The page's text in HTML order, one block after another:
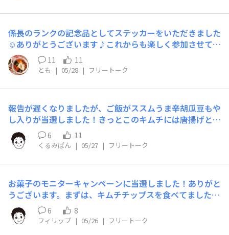
係長のランクの記念品としてステッカーをいただきました
☺️ありがとうございます♪これからも楽しく参加させてい
ただきます11 11
とも | 05/28 | フリートーク
報告が遅くなりましたが、ご飯がススムうま辛胡瓜豆もや
し入りが当選しました！きっとこのキムチには唐揚げと合
うと思っていたので、唐揚げを準備して、どんぶりにご飯
を入れ、唐揚げとこのうま辛胡瓜のキムチを添えました。
おいしかったです（写真が上手にとれてなく、本当にすみ
ません）ビールにも合うと思います。スタミナがつく感じ
人分です（おいしすぎます）。胡瓜はぱりぱり食感があ
り、また豆もやしも食感があり、本当においしくいただき
ました。写真がうまくとれていなかったので、ススムくん
シリーズのおいしそうな食品を見つけたのでその写真を添
6 11
くるみぱん | 05/27 | フリートーク
お菓子のモニターキャンペーンに当選しました！ありがと
うございます。まずは、キムチチップスを食べてました。
初めて食べる形のチップスです♪旨辛サクサクでとても美
味しかったです。手が止まりません！また食べてみたいで
す。
6 8
フィリップ | 05/26 | フリートーク